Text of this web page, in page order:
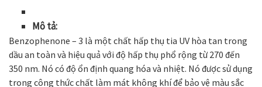
Mô tả:
Benzophenone – 3 là một chất hấp thụ tia UV hòa tan trong
dầu an toàn và hiệu quả với độ hấp thụ phổ rộng từ 270 đến
350 nm. Nó có độ ổn định quang hóa và nhiệt. Nó được sử dụng
trong công thức chất làm mát không khí để bảo vệ màu sắc